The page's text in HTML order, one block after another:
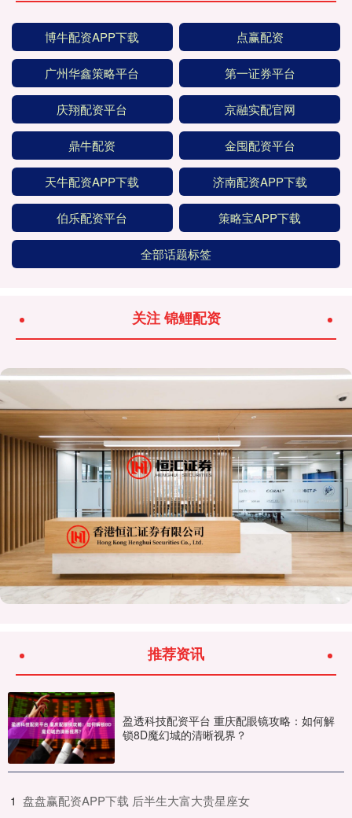
博牛配资APP下载 点赢配资
广州华鑫策略平台 第一证券平台
庆翔配资平台 京融实配官网
鼎牛配资 金囤配资平台
天牛配资APP下载 济南配资APP下载
伯乐配资平台 策略宝APP下载
全部话题标签
关注 锦鲤配资
推荐资讯
盈透科技配资平台 重庆配眼镜攻略：如何解
锁8D魔幻城的清晰视界？
1 ​盘盘赢配资APP下载 后半生大富大贵星座女